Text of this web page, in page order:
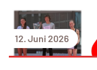
12. Juni 2026